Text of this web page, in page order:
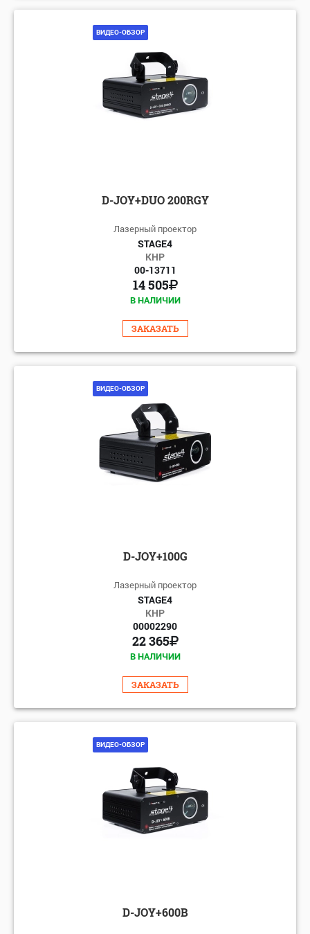
ВИДЕО-ОБЗОР
D-JOY+DUO 200RGY
Лазерный проектор
STAGE4
КНР
00-13711
14 505
В НАЛИЧИИ
ЗАКАЗАТЬ
ВИДЕО-ОБЗОР
D-JOY+100G
Лазерный проектор
STAGE4
КНР
00002290
22 365
В НАЛИЧИИ
ЗАКАЗАТЬ
ВИДЕО-ОБЗОР
D-JOY+600B